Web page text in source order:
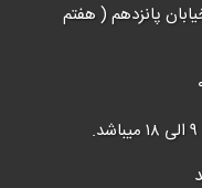
پانزدهم ( هفتم